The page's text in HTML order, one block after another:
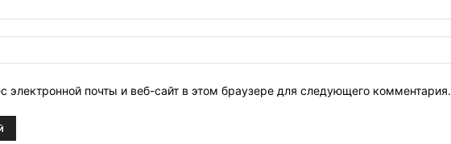
электронной почты и веб-сайт в этом браузере для следующего комментария.